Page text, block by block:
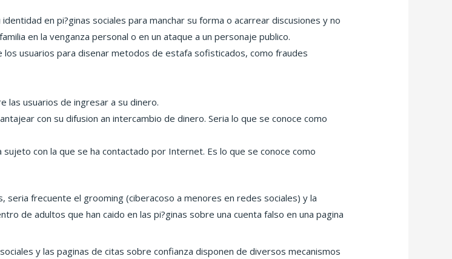
en pi?ginas sociales para manchar su forma o acarrear discusiones y no
en la venganza personal o en un ataque a un personaje publico.
usuarios para disenar metodos de estafa sofisticados, como fraudes
las usuarios de ingresar a su dinero.
con su difusion an intercambio de dinero. Seri­a lo que se conoce como
con la que se ha contactado por Internet. Es lo que se conoce como
seri­a frecuente el grooming (ciberacoso a menores en redes sociales) y la
de adultos que han caido en las pi?ginas sobre una cuenta falso en una pagina
y las paginas de citas sobre confianza disponen de diversos mecanismos